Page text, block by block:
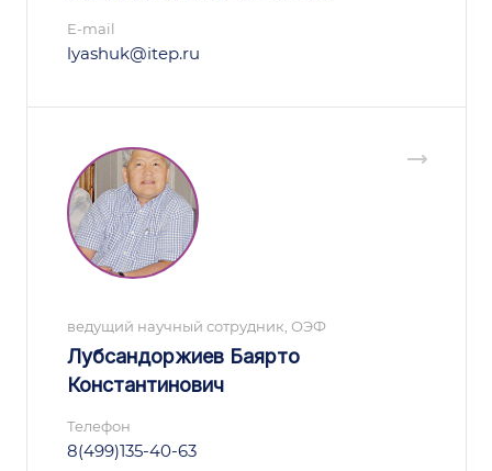
E-mail
lyashuk@itep.ru
ведущий научный сотрудник, ОЭФ
Лубсандоржиев Баярто
Константинович
Телефон
8(499)135-40-63